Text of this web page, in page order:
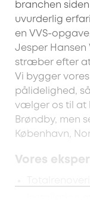
branchen siden
uvurderlig
en VVS-
Jesper Hansen
stræber efter
Vi bygger
pålidelighed,
vælger os til at
Brøndby, men
København,
Vores